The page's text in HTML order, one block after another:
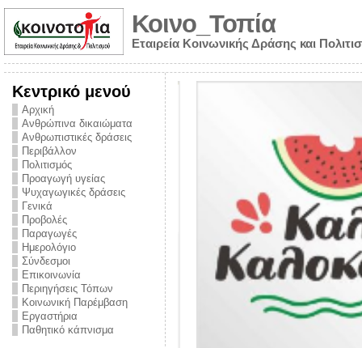
Κοινο_Τοπία
Εταιρεία Κοινωνικής Δράσης και
Κεντρικό μενού
Αρχική
Ανθρώπινα δικαιώματα
Ανθρωπιστικές δράσεις
Περιβάλλον
Πολιτισμός
Προαγωγή υγείας
Ψυχαγωγικές δράσεις
Γενικά
Προβολές
Παραγωγές
Ημερολόγιο
Σύνδεσμοι
Επικοινωνία
Περιηγήσεις Τόπων
Κοινωνική Παρέμβαση
Εργαστήρια
Παθητικό κάπνισμα
από την
την ημέρα
και
στο